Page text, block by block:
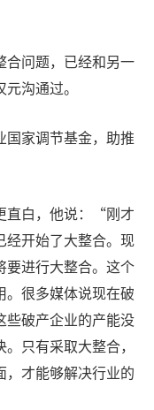
合问题，已经和另一
沟通过。
家调节基金，助推
直白，他说：“刚才
经开始了大整合。现
要进行大整合。这个
很多媒体说现在破
些破产企业的产能没
只有采取大整合，
，才能够解决行业的